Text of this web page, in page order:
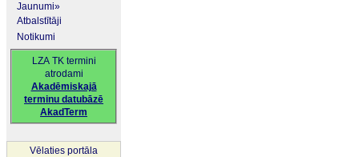
Jaunumi»
Atbalstītāji
Notikumi
LZA TK termini
atrodami
Akadēmiskajā
terminu datubāzē
AkadTerm
Vēlaties portāla